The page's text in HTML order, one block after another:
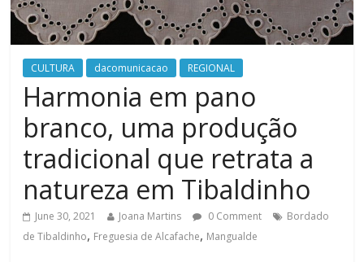
CULTURA dacomunicacao REGIONAL
Harmonia em pano
branco, uma produção
tradicional que retrata a
natureza em Tibaldinho
June 30, 2021 Joana Martins 0 Comment
Bordado
de Tibaldinho, Freguesia de Alcafache, Mangualde